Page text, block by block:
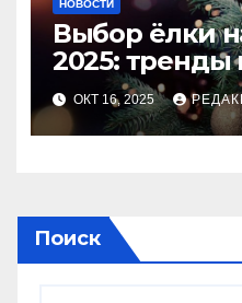
НОВОСТИ
Выбор ёлки
2025: тренды
идеального
ОКТ 16, 2025
Поиск